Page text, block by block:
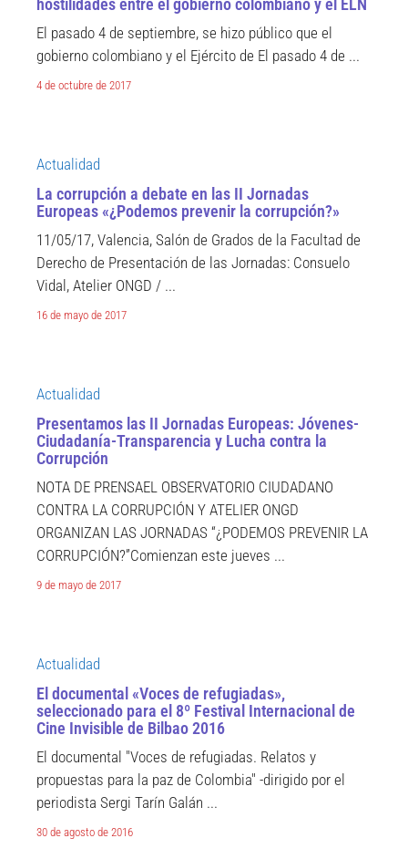
hostilidades entre el gobierno colombiano y el ELN
El pasado 4 de septiembre, se hizo público que el
gobierno colombiano y el Ejército de El pasado 4 de ...
4 de octubre de 2017
Actualidad
La corrupción a debate en las II Jornadas
Europeas «¿Podemos prevenir la corrupción?»
11/05/17, Valencia, Salón de Grados de la Facultad de
Derecho de Presentación de las Jornadas: Consuelo
Vidal, Atelier ONGD / ...
16 de mayo de 2017
Actualidad
Presentamos las II Jornadas Europeas: Jóvenes-
Ciudadanía-Transparencia y Lucha contra la
Corrupción
NOTA DE PRENSAEL OBSERVATORIO CIUDADANO
CONTRA LA CORRUPCIÓN Y ATELIER ONGD
ORGANIZAN LAS JORNADAS “¿PODEMOS PREVENIR LA
CORRUPCIÓN?”Comienzan este jueves ...
9 de mayo de 2017
Actualidad
El documental «Voces de refugiadas»,
seleccionado para el 8º Festival Internacional de
Cine Invisible de Bilbao 2016
El documental "Voces de refugiadas. Relatos y
propuestas para la paz de Colombia" -dirigido por el
periodista Sergi Tarín Galán ...
30 de agosto de 2016